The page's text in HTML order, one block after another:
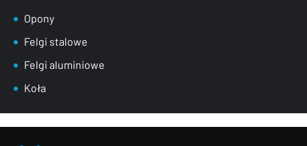
Lusterka
Maski
Nadkola
Pasy przednie
Zderzaki
Opony
Felgi stalowe
Felgi aluminiowe
Koła